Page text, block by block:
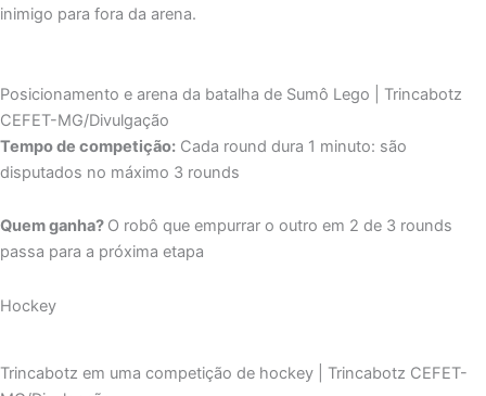
inimigo para fora da arena.
Posicionamento e arena da batalha de Sumô Lego | Trincabotz
CEFET-MG/Divulgação
Tempo de competição: Cada round dura 1 minuto: são
disputados no máximo 3 rounds
Quem ganha? O robô que empurrar o outro em 2 de 3 rounds
passa para a próxima etapa
Hockey
Trincabotz em uma competição de hockey | Trincabotz CEFET-